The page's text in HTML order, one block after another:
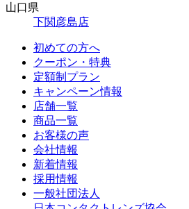
山口県
下関彦島店
初めての方へ
クーポン・特典
定額制プラン
キャンペーン情報
店舗一覧
商品一覧
お客様の声
会社情報
新着情報
採用情報
一般社団法人